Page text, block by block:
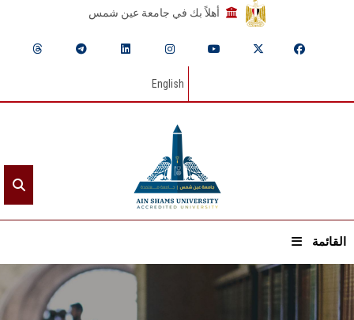
أهلاً بك في جامعة عين شمس
English
القائمة
الرئيسيـة